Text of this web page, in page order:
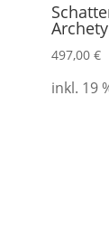
497,00 €
inkl. 19